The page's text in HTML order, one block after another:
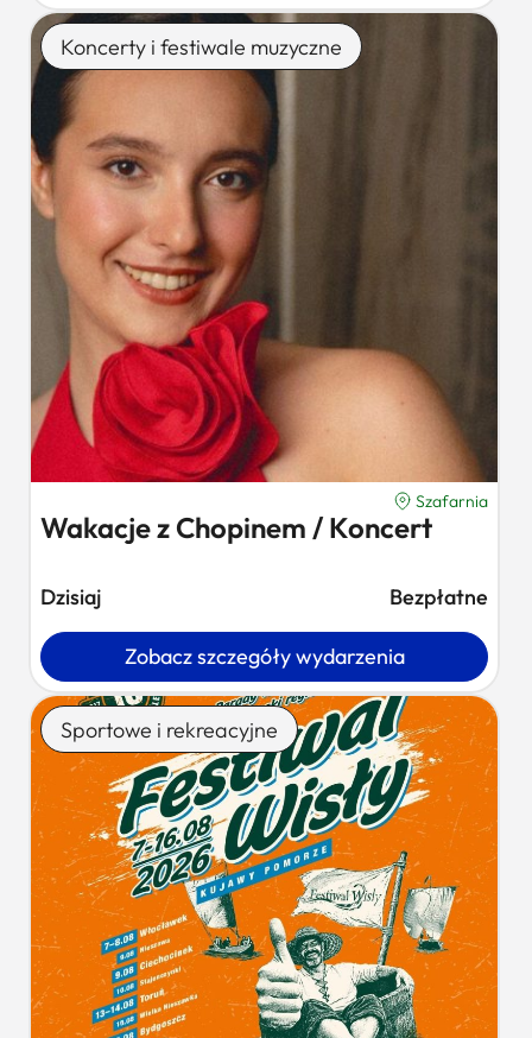
Koncerty i festiwale muzyczne
Szafarnia
Wakacje z Chopinem / Koncert
Dzisiaj Bezpłatne
Zobacz szczegóły wydarzenia
Sportowe i rekreacyjne